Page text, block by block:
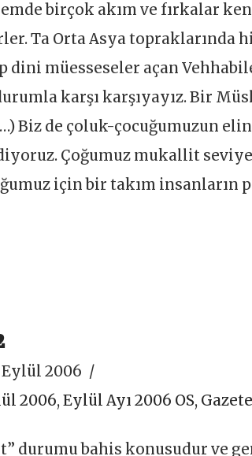
birçok akım ve fırkalar
Ta Orta Asya topraklarında
dini müesseseler açan
karşı karşıyayız. Bir
Biz de çoluk-çocuğumuzun
Çoğumuz mukallit
için bir takım insanların
Eylül 2006
2006,Eylül Ayı 2006 OS,
durumu bahis konusudur ve